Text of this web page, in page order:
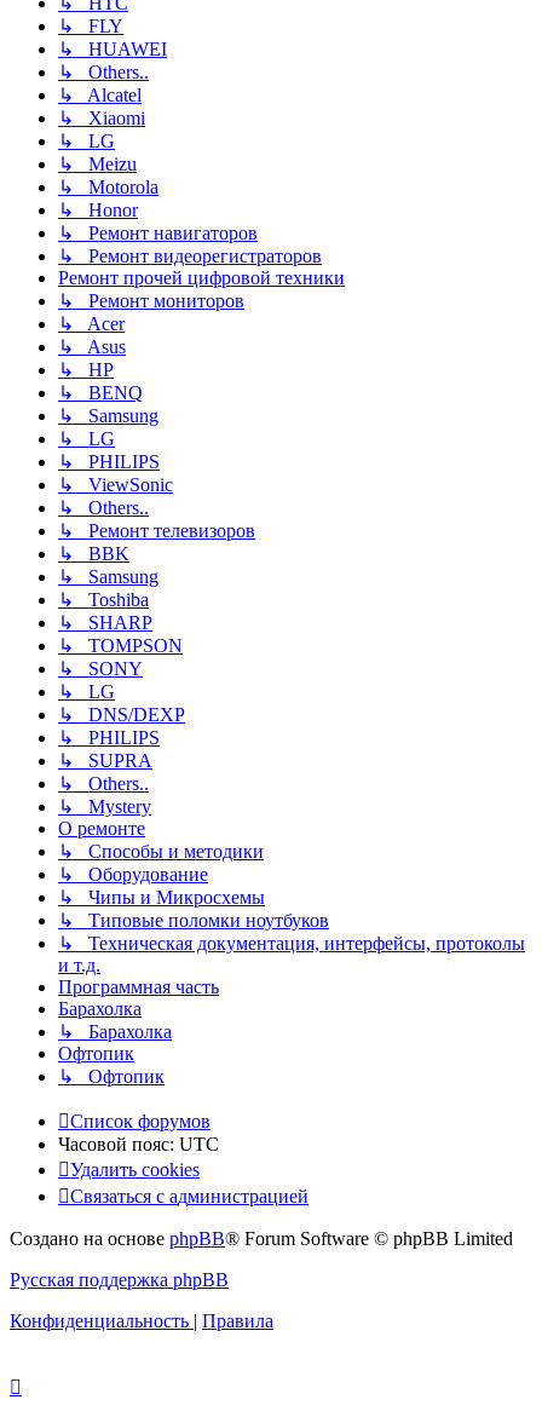
↳ FLY
↳ HUAWEI
↳ Others..
↳ Alcatel
↳ Xiaomi
↳ LG
↳ Meizu
↳ Motorola
↳ Honor
↳ Ремонт навигаторов
↳ Ремонт видеорегистраторов
Ремонт прочей цифровой техники
↳ Ремонт мониторов
↳ Acer
↳ Asus
↳ HP
↳ BENQ
↳ Samsung
↳ LG
↳ PHILIPS
↳ ViewSonic
↳ Others..
↳ Ремонт телевизоров
↳ BBK
↳ Samsung
↳ Toshiba
↳ SHARP
↳ TOMPSON
↳ SONY
↳ LG
↳ DNS/DEXP
↳ PHILIPS
↳ SUPRA
↳ Others..
↳ Mystery
О ремонте
↳ Способы и методики
↳ Оборудование
↳ Чипы и Микросхемы
↳ Типовые поломки ноутбуков
↳ Техническая документация, интерфейсы, протоколы
и т.д.
Программная часть
Барахолка
↳ Барахолка
Офтопик
↳ Офтопик
Список форумов
Часовой пояс: UTC
Удалить cookies
Связаться
администрацией
Связаться с администрацией
Создано на основе phpBB® Forum Software © phpBB Limited
Русская поддержка phpBB
Конфиденциальность | Правила